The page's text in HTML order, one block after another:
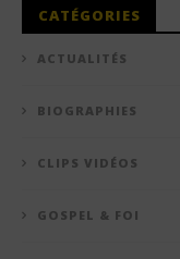
CATÉGORIES
ACTUALITÉS
BIOGRAPHIES
CLIPS VIDÉOS
GOSPEL & FOI